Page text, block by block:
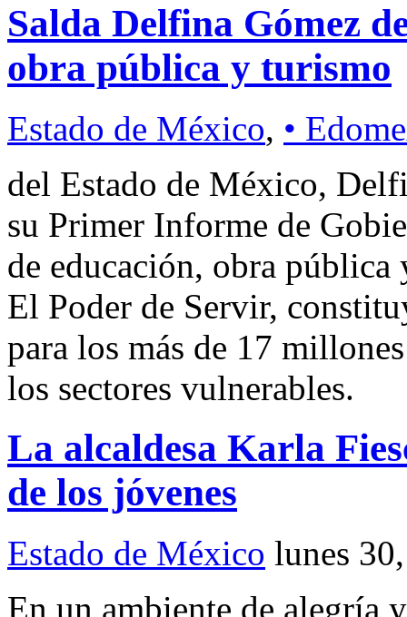
Salda Delfina Gómez
obra pública y turismo
Estado de México, •
del Estado de México,
su Primer Informe de
de educación, obra
El Poder de Servir,
para los más de 17
los sectores vulnerables.
La alcaldesa Karla
de los jóvenes
Estado de México lunes
En un ambiente de alegría